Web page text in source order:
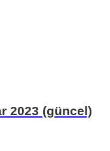
2023 (güncel)